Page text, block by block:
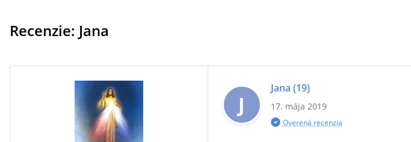
Recenzie: Jana
J
Jana (19)
17. mája 2019
Overená recenzia